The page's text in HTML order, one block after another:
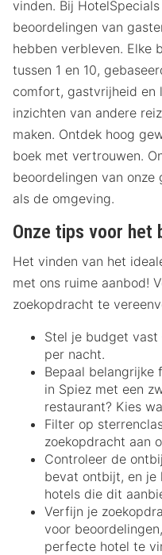
vinden. Bij
beoordelingen van
hebben verbleven. Elke
tussen 1 en 10,
comfort, gastvrijheid en
inzichten van andere
maken. Ontdek hoog
boek met vertrouwen.
beoordelingen van
als de omgeving.
Onze tips voor het
Het vinden van het
met ons ruime aanbod!
zoekopdracht te
Stel je budget vast
per nacht.
Bepaal belangrijke
in Spiez met een
restaurant? Kies
Filter op
zoekopdracht aan
Controleer de
bevat ontbijt, en je
hotels die dit
Verfijn je
voor
perfecte hotel te